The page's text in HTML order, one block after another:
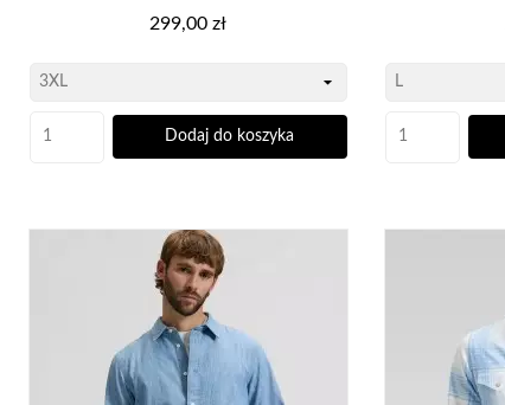
Cena
299,00 zł
Dodaj do koszyka